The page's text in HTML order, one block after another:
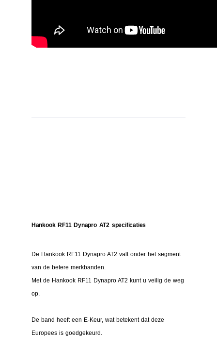
Hankook RF11 Dynapro AT2 specificaties
De Hankook RF11 Dynapro AT2 valt onder het segment
van de betere merkbanden.
Met de Hankook RF11 Dynapro AT2 kunt u veilig de weg
op.
De band heeft een E-Keur, wat betekent dat deze
Europees is goedgekeurd.